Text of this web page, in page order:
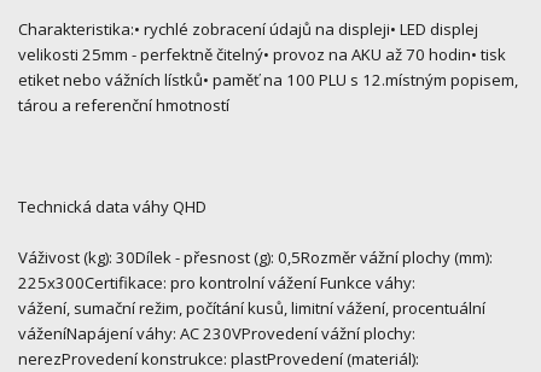
Charakteristika:• rychlé zobracení údajů na displeji• LED displej
velikosti 25mm - perfektně čitelný• provoz na AKU až 70 hodin• tisk
etiket nebo vážních lístků• paměť na 100 PLU s 12.místným popisem,
tárou a referenční hmotností
Technická data váhy QHD
Váživost (kg): 30Dílek - přesnost (g): 0,5Rozměr vážní plochy (mm):
225x300Certifikace: pro kontrolní vážení Funkce váhy:
vážení, sumační režim, počítání kusů, limitní vážení, procentuální
váženíNapájení váhy: AC 230VProvedení vážní plochy:
nerezProvedení konstrukce: plastProvedení (materiál):